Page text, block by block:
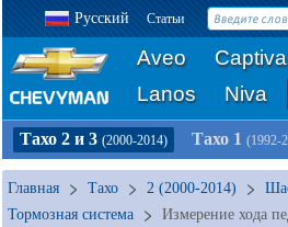
Русский Статьи
Aveo Captiva
Lanos
Niva
Тахо 2 и 3 (2000-2014) Тахо 1 (1992-
Главная Тахо 2 (2000-2014)
Тормозная система
Измерение хода